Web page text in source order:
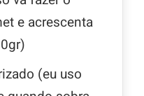
e acrescenta
(eu uso